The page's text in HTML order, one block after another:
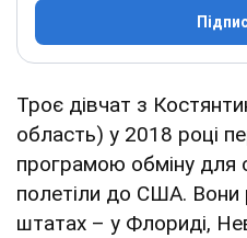
Троє дівчат з
область) у 2018 році
програмою обміну для
полетіли до США. Вони
штатах – у Флориді,